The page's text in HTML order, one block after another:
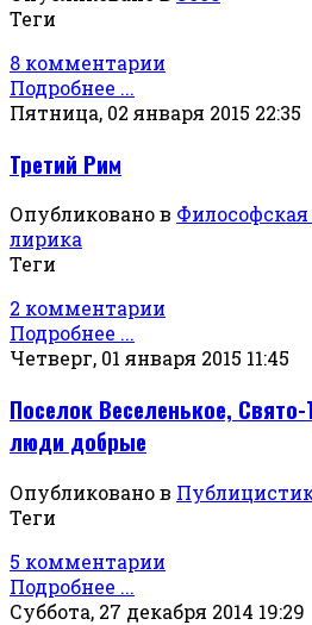
Теги
8 комментарии
Подробнее ...
Пятница, 02 января 2015 22:35
Третий Рим
Опубликовано в
лирика
Теги
2 комментарии
Подробнее ...
Четверг, 01 января 2015 11:45
Поселок Веселенькое,
люди добрые
Опубликовано в
Теги
5 комментарии
Подробнее ...
Суббота, 27 декабря 2014 19:29